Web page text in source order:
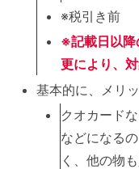
※税引き前
※記載日以降
更により、
基本的に、メリ
クオカード
などになる
く、他の物